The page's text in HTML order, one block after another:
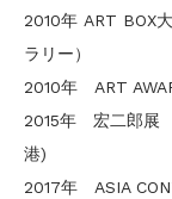
2010年 ART BOX
ラリー）
2010年 ART
2015年 宏二郎展
港)
2017年 ASIA